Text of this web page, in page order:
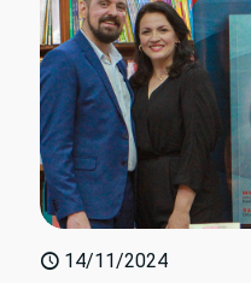
14/11/2024